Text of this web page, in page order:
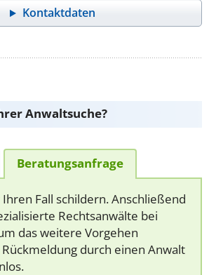
Kontaktdaten
Anwaltsuche?
Beratungsanfrage
Fall schildern. Anschließend
Rechtsanwälte bei
das weitere Vorgehen
durch einen Anwalt